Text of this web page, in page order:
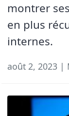
montrer
en plus
internes.
août 2, 2023 |